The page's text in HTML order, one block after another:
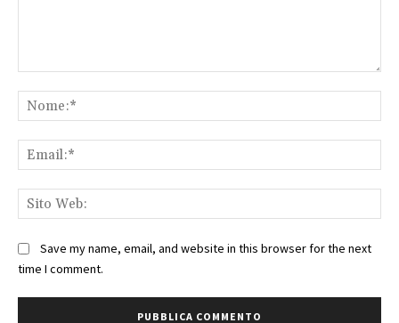
Save my name, email, and website in this browser for the next
time I comment.